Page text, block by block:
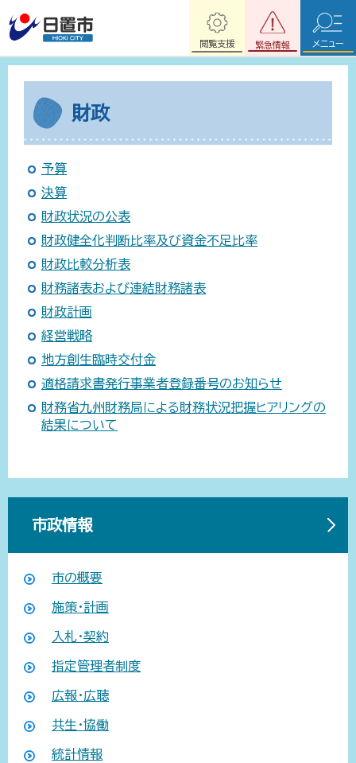
緊急情報
閲覧支援 メニュー
財政
予算
決算
財政状況の公表
財政健全化判断比率及び資金不足比率
財政比較分析表
財務諸表および連結財務諸表
財政計画
経営戦略
地方創生臨時交付金
適格請求書発行事業者登録番号のお知らせ
財務省九州財務局による財務状況把握ヒアリングの
結果について
市政情報
市の概要
施策・計画
入札・契約
指定管理者制度
広報・広聴
共生・協働
統計情報